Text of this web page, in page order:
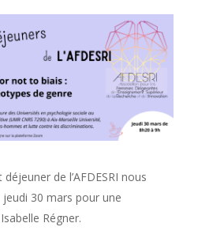
de l’AFDESRI nous
30 mars pour une
Régner.